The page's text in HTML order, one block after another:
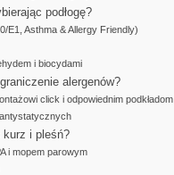
podłogę?
E1, Asthma & Allergy Friendly)
i biocydami
alergenów?
click i odpowiednim podkładom
kurz i pleśń?
i mopem parowym